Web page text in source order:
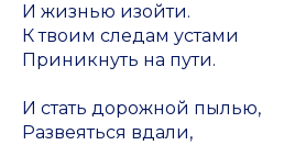
И жизнью изойти.
К твоим следам устами
Приникнуть на пути.
И стать дорожной пылью,
Развеяться вдали,